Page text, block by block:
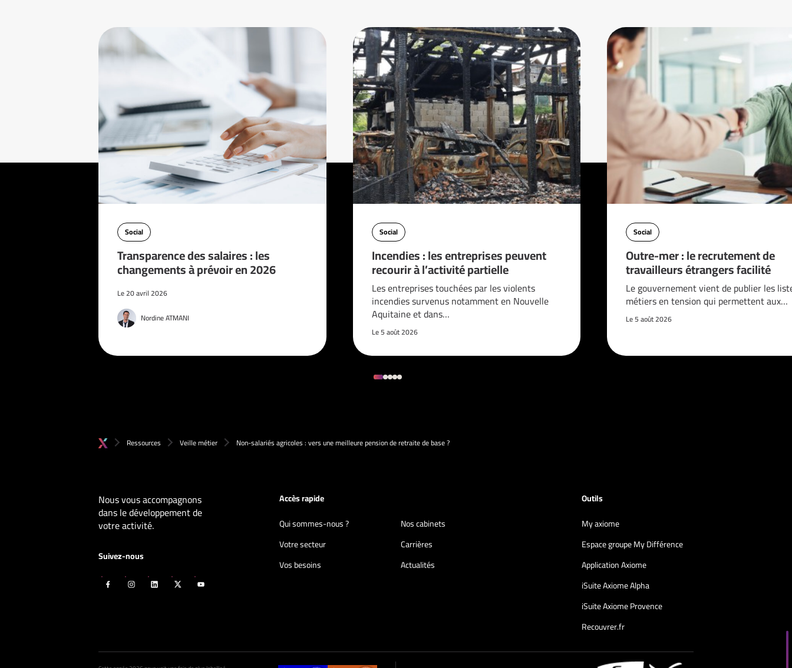
Social
Transparence des salaires : les
changements à prévoir en 2026
Le 20 avril 2026
Nordine ATMANI
Social
Incendies : les entreprises peuvent
recourir à l’activité partielle
Les entreprises touchées par les violents
incendies survenus notamment en Nouvelle
Aquitaine et dans…
Le 5 août 2026
Social
Outre-mer : le recrutement de
travailleurs étrangers facilité
Le gouvernement vient de publier les
métiers en tension qui permettent aux…
Le 5 août 2026
Ressources Veille métier Non-salariés agricoles : vers une meilleure pension de retraite de base ?
Nous vous accompagnons
dans le développement de
votre activité.
Suivez-nous
Accès rapide
Qui sommes-nous ?
Nos cabinets
Votre secteur
Carrières
Vos besoins
Actualités
Outils
My axiome
Espace groupe My Différence
Application Axiome
iSuite Axiome Alpha
iSuite Axiome Provence
Recouvrer.fr